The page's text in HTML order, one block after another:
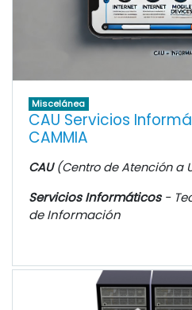
Miscelánea
CAU Servicios
CAMMIA
CAU(Centro de Atención a
Servicios Informáticos-
de Información